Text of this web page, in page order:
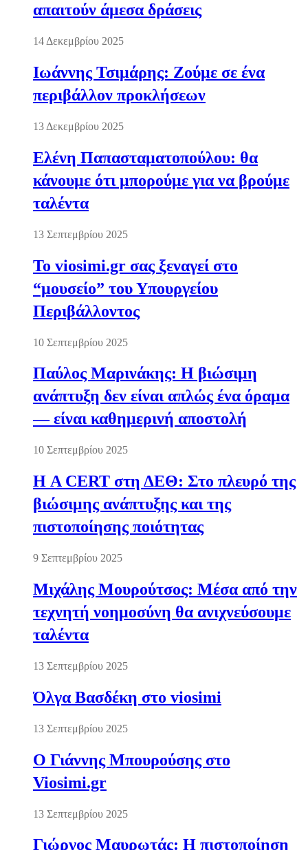
απαιτούν άμεσα δράσεις
14 Δεκεμβρίου 2025
Ιωάννης Τσιμάρης: Ζούμε σε ένα
περιβάλλον προκλήσεων
13 Δεκεμβρίου 2025
Ελένη Παπασταματοπούλου: θα
κάνουμε ότι μπορούμε για να βρούμε
ταλέντα
13 Σεπτεμβρίου 2025
Το viosimi.gr σας ξεναγεί στο
“μουσείο” του Υπουργείου
Περιβάλλοντος
10 Σεπτεμβρίου 2025
Παύλος Μαρινάκης: Η βιώσιμη
ανάπτυξη δεν είναι απλώς ένα όραμα
— είναι καθημερινή αποστολή
10 Σεπτεμβρίου 2025
Η A CERT στη ΔΕΘ: Στο πλευρό της
βιώσιμης ανάπτυξης και της
πιστοποίησης ποιότητας
9 Σεπτεμβρίου 2025
Μιχάλης Μουρούτσος: Μέσα από την
τεχνητή νοημοσύνη θα ανιχνεύσουμε
ταλέντα
13 Σεπτεμβρίου 2025
Όλγα Βασδέκη στο viosimi
13 Σεπτεμβρίου 2025
Ο Γιάννης Μπουρούσης στο
Viosimi.gr
13 Σεπτεμβρίου 2025
Γιώργος Μαυρωτάς: Η πιστοποίηση